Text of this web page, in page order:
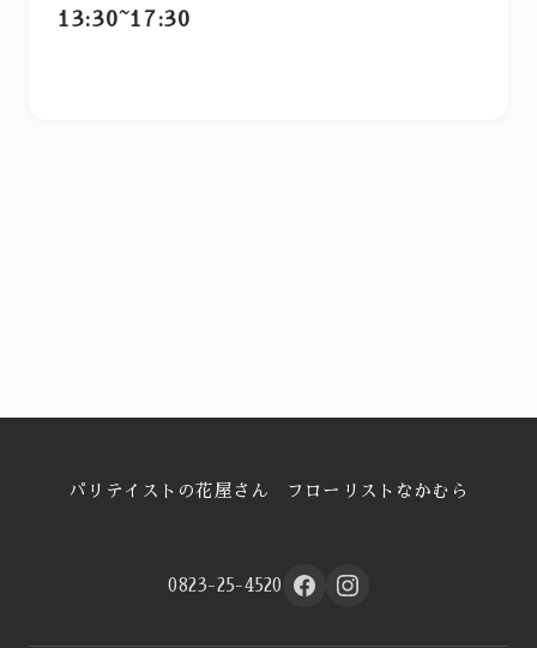
13:30~17:30
パリテイストの花屋さん フローリストなかむら
0823-25-4520